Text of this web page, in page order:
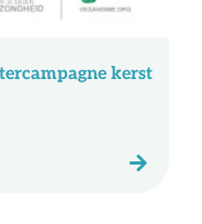
kerst